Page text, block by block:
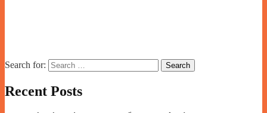
Search for:
Recent Posts